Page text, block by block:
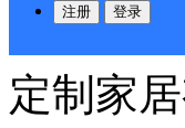
注册 登录
审检测
定制家